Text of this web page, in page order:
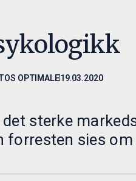
OPTIMALE19.03.2020
det sterke
forresten sies